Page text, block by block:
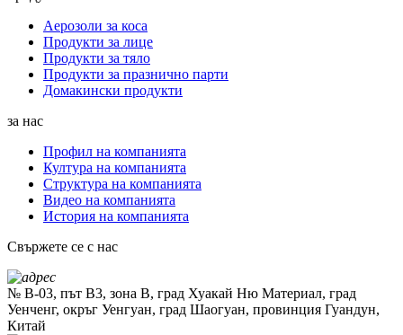
Аерозоли за коса
Продукти за лице
Продукти за тяло
Продукти за празнично парти
Домакински продукти
за нас
Профил на компанията
Култура на компанията
Структура на компанията
Видео на компанията
История на компанията
Свържете се с нас
№ B-03, път B3, зона B, град Хуакай Ню Материал, град
Уенченг, окръг Уенгуан, град Шаогуан, провинция Гуандун,
Китай